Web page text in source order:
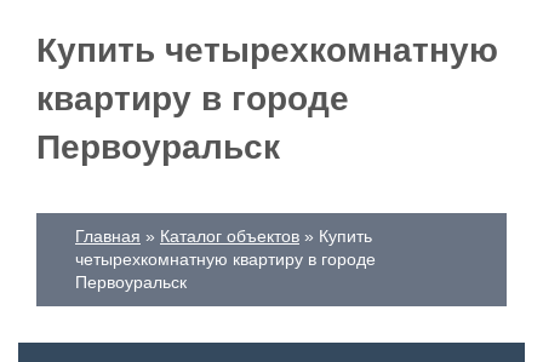
Купить четырехкомнатную
квартиру в городе
Первоуральск
Главная Каталог объектов
Купить
четырехкомнатную квартиру в городе
Первоуральск